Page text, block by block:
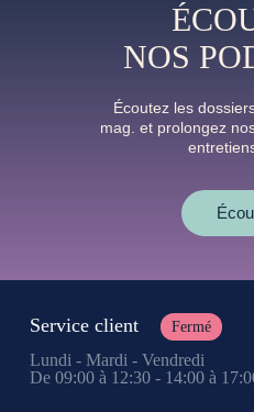
NOS
Écoutez les
mag. et prolongez
Service client Fermé
Lundi - Mardi - Vendredi
De 09:00 à 12:30 - 14:00 à